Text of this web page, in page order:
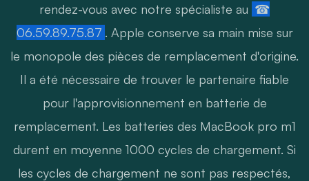
rendez-vous avec notre spécialiste au ☎
06.59.89.75.87 . Apple conserve sa main mise sur
le monopole des pièces de remplacement d'origine.
Il a été nécessaire de trouver le partenaire fiable
pour l'approvisionnement en batterie de
remplacement. Les batteries des MacBook pro m1
durent en moyenne 1000 cycles de chargement. Si
les cycles de chargement ne sont pas respectés,